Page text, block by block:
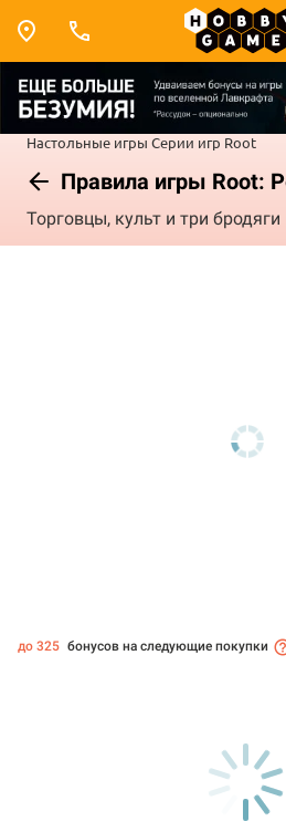
Настольные игры Серии игр Root
Правила игры Root:
Торговцы, культ и три бродяги
до 325 бонусов на следующие покупки